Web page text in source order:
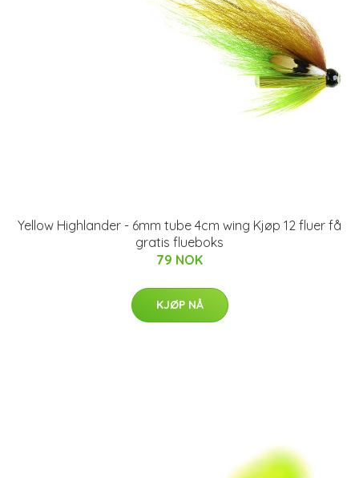
Yellow Highlander - 6mm tube 4cm wing Kjøp 12 fluer få
gratis flueboks
79 NOK
KJØP NÅ